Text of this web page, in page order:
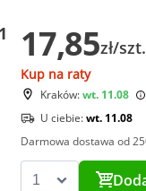
17,85zł/szt.
Kup na raty
Kraków:wt. 11.08
U ciebie:wt. 11.08
Darmowa dostawa od